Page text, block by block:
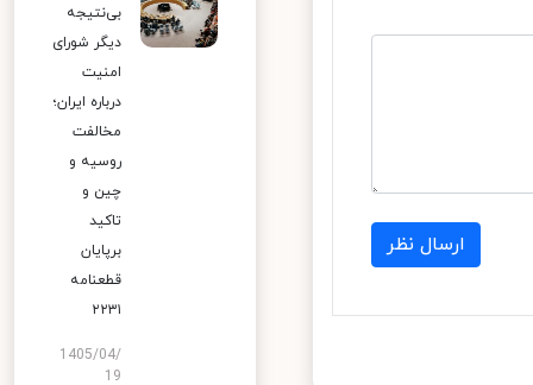
ارسال نظر
بی‌نتیجه
دیگر شورای
امنیت
درباره ایران؛
مخالفت
روسیه و
چین و
تاکید
برپایان
قطعنامه
۲۲۳۱
1405/04/
19